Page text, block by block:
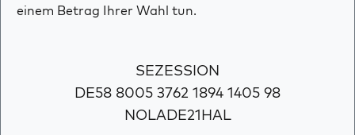
einem Betrag Ihrer Wahl tun.
SEZESSION
DE58 8005 3762 1894 1405 98
NOLADE21HAL